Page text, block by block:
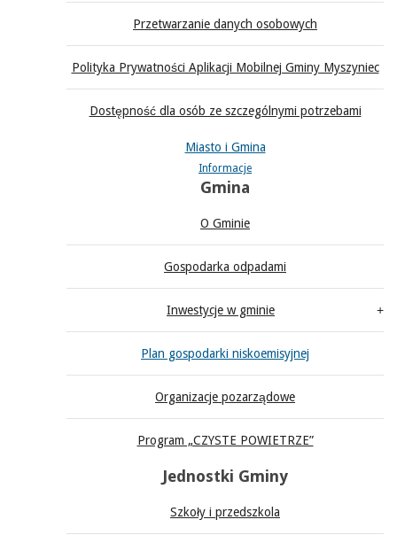
Przetwarzanie danych osobowych
Polityka Prywatności Aplikacji Mobilnej Gminy Myszyniec
Dostępność dla osób ze szczególnymi potrzebami
Miasto i Gmina
Informacje
Gmina
O Gminie
Gospodarka odpadami
Inwestycje w gminie
Plan gospodarki niskoemisyjnej
Organizacje pozarządowe
Program „CZYSTE POWIETRZE”
Jednostki Gminy
Szkoły i przedszkola